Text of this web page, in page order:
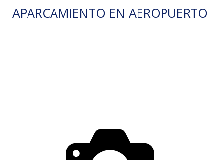
APARCAMIENTO EN AEROPUERTO